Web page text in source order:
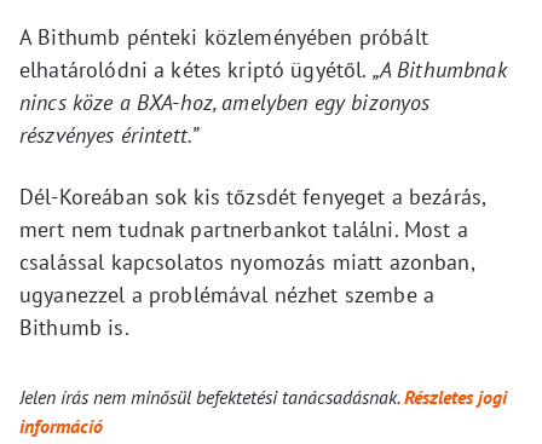
A Bithumb pénteki közleményében próbált
elhatárolódni a kétes kriptó ügyétől. „A Bithumbnak
nincs köze a BXA-hoz, amelyben egy bizonyos
részvényes érintett.”
Dél-Koreában sok kis tőzsdét fenyeget a bezárás,
mert nem tudnak partnerbankot találni. Most a
csalással kapcsolatos nyomozás miatt azonban,
ugyanezzel a problémával nézhet szembe a
Bithumb is.
Jelen írás nem minősül befektetési tanácsadásnak.Részletes jogi
információ